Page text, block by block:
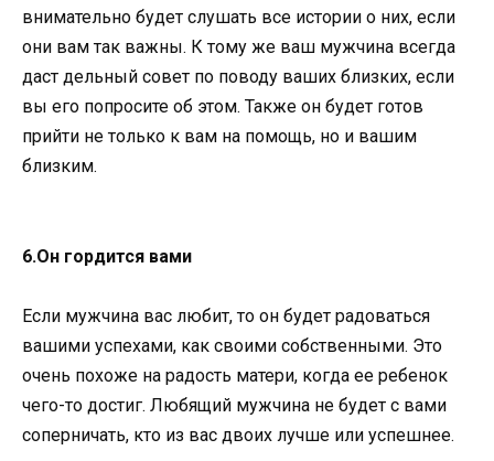
внимательно будет слушать все истории о них, если
они вам так важны. К тому же ваш мужчина всегда
даст дельный совет по поводу ваших близких, если
вы его попросите об этом. Также он будет готов
прийти не только к вам на помощь, но и вашим
близким.
6.Он гордится вами
Если мужчина вас любит, то он будет радоваться
вашими успехами, как своими собственными. Это
очень похоже на радость матери, когда ее ребенок
чего-то достиг. Любящий мужчина не будет с вами
соперничать, кто из вас двоих лучше или успешнее.